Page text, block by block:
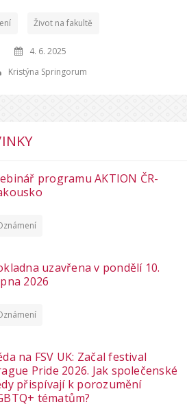
Život na fakultě
4. 6. 2025
Kristýna Springorum
programu AKTION ČR-
uzavřena v pondělí 10.
2026
na FSV UK: Začal festival
Pride 2026. Jak společenské
přispívají k porozumění
tématům?